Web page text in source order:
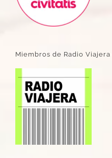
Miembros de Radio